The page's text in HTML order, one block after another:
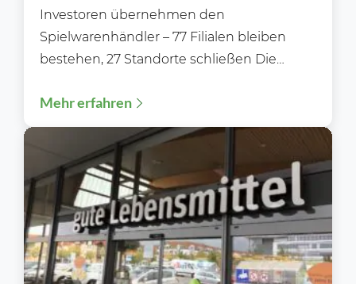
Investoren übernehmen den
Spielwarenhändler – 77 Filialen bleiben
bestehen, 27 Standorte schließen Die
Nachdem die Gläubiger...
Mehr erfahren